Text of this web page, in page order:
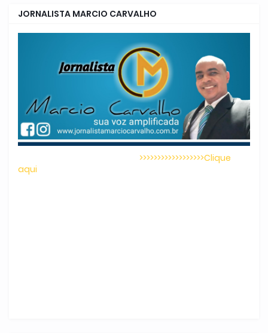
JORNALISTA MARCIO CARVALHO
>>>>>>>>>>>>>>>>>>Clique
aqui